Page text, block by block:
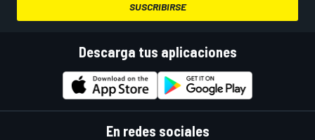
SUSCRIBIRSE
Descarga tus aplicaciones
En redes sociales